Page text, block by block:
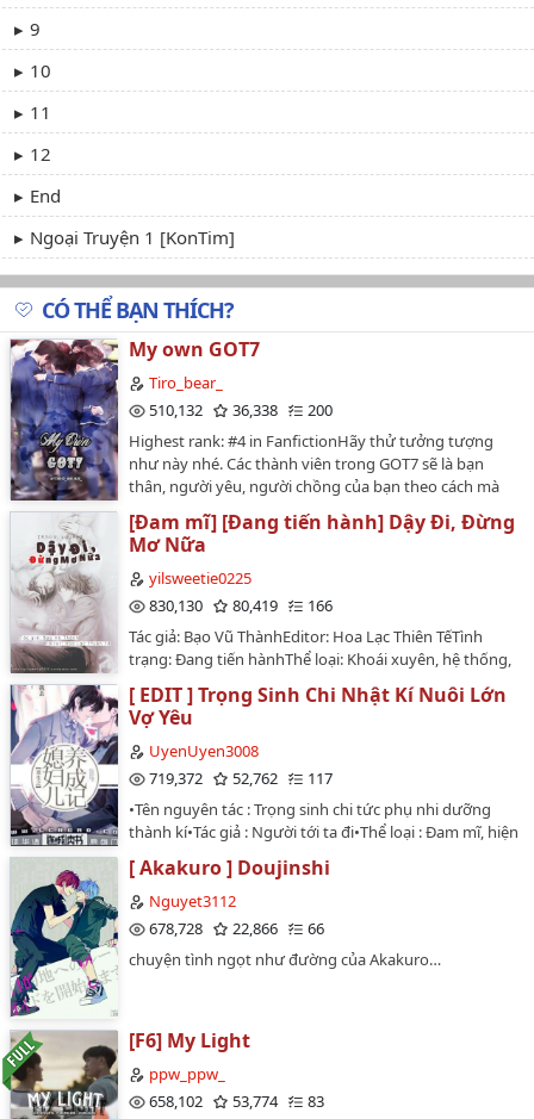
9
10
11
12
End
Ngoại Truyện 1 [KonTim]
Extra [SuperBat]
Ngoại Truyện 2 [LuCon]
CÓ THỂ BẠN THÍCH?
My own GOT7
Tiro_bear_
510,132
36,338
200
Highest rank: #4 in FanfictionHãy thử tưởng tượng
như này nhé. Các thành viên trong GOT7 sẽ là bạn
thân, người yêu, người chồng của bạn theo cách mà
(Điền tên bạn vào đây) và mình sẽ giúp bạn bay vào
thế giới của GOT7. 7 câu chuyện đầu tiên sẽ là do mình
tự tưởng tượng những câu chuyện của mình, về sau
nếu bạn nào muốn tham gia, mình sẽ viết theo ý các
Mark Tuan, Wang Jackson, Park Jinyoung, Choi
Youngjae, Bambam, Kim Yugyeom and "_" as you.…
[Đam mĩ] [Đang tiến hành] Dậy Đi, Đừng
Mơ Nữa
yilsweetie0225
830,130
80,419
166
Tác giả: Bạo Vũ ThànhEditor: Hoa Lạc Thiên TếTình
trạng: Đang tiến hànhThể loại: Khoái xuyên, hệ thống,
đạo độc chiếm công x ngây thơ phun tào thụ, chủ thụ,
1×1, HEDisclaimer: Chỉ edit với mục đích phi thương
mại, hiện tại đang xin per của tác giả.Warning: NGHIÊM
CẤM MỌI HÌNH THỨC CHUYỂN VER VÀ REPOST !!!Bản
mong các bạn bỏ qua.…
[ EDIT ] Trọng Sinh Chi Nhật Kí Nuôi Lớn
Vợ Yêu
UyenUyen3008
719,372
52,762
117
•Tên nguyên tác : Trọng sinh chi tức phụ nhi dưỡng
thành kí•Tác giả : Người tới ta đi•Thể loại : Đam mĩ, hiện
TuUinBản dịch phi thương mại, chỉ mang mục đích
thuận tiện cho editor đọc, chưa được sự cho phép của
tác giả. Mang đi nhớ ghi nguồn.Đây là bản dịch đầu
mong mọi người góp ý nhiều thêm.Bản dịch chỉ đăng
[ Akakuro ] Doujinshi
Nguyet3112
678,728
22,866
66
chuyện tình ngọt như đường của Akakuro…
[F6] My Light
ppw_ppw_
658,102
53,774
83